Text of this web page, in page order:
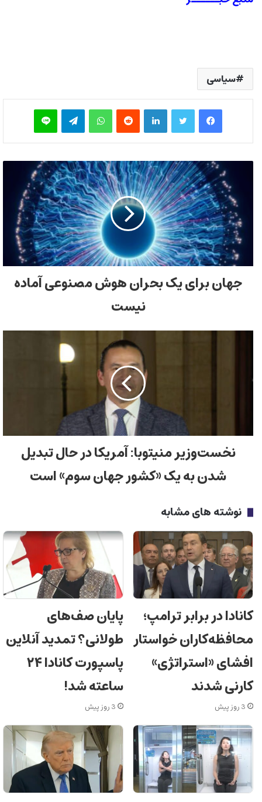
سیاسی
فیس بوک توییتر لینکدین‫رددیت واتس آپ تلگرام لاین
جهان برای یک بحران هوش مصنوعی آماده
نیست
نخست‌وزیر منیتوبا: آمریکا در حال تبدیل
شدن به یک «کشور جهان سوم» است
نوشته های مشابه
کانادا در برابر ترامپ؛
محافظه‌کاران خواستار
افشای «استراتژی»
کارنی شدند
3 روز پیش
پایان صف‌های
طولانی؟ تمدید آنلاین
پاسپورت کانادا ۲۴
ساعته شد!
3 روز پیش